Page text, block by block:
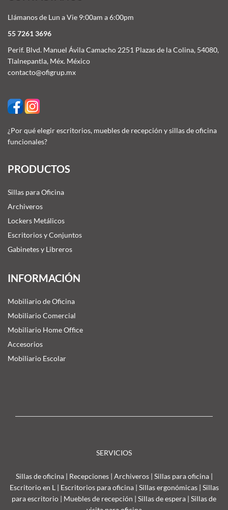
Llámanos de Lun a Vie 9:00am a 6:00pm
55 7261 3696
Perif. Blvd. Manuel Ávila Camacho 2251 Plazas de la Colina, 54080,
Tlalnepantla, Méx. México
contacto@ofigrup.mx
¿Por qué elegir escritorios, muebles de recepción y sillas de oficina
funcionales?
PRODUCTOS
Sillas para Oficina
Archiveros
Lockers Metálicos
Escritorios y Conjuntos
Gabinetes y Libreros
INFORMACIÓN
Mobiliario de Oficina
Mobiliario Comercial
Mobiliario Home Office
Accesorios
Mobiliario Escolar
SERVICIOS
Sillas de oficina| Recepciones| Archiveros| Sillas para oficina|
Escritorio en L | Escritorios para oficina| Sillas ergonómicas| Sillas
para escritorio | Muebles de recepción | Sillas de espera | Sillas de